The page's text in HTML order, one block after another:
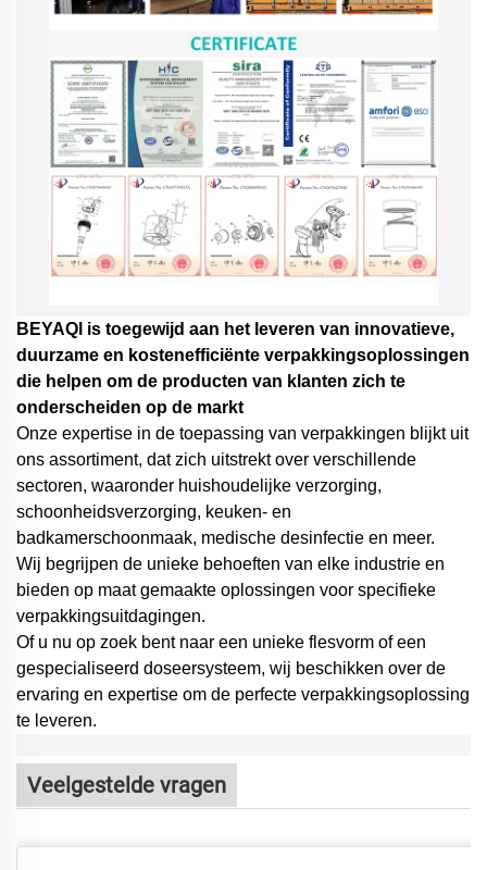
BEYAQl is toegewijd aan het leveren van innovatieve,
duurzame en kostenefficiënte verpakkingsoplossingen
die helpen om de producten van klanten zich te
onderscheiden op de markt
Onze expertise in de toepassing van verpakkingen blijkt uit
ons assortiment, dat zich uitstrekt over verschillende
sectoren, waaronder huishoudelijke verzorging,
schoonheidsverzorging, keuken- en
badkamerschoonmaak, medische desinfectie en meer.
Wij begrijpen de unieke behoeften van elke industrie en
bieden op maat gemaakte oplossingen voor specifieke
verpakkingsuitdagingen.
Of u nu op zoek bent naar een unieke flesvorm of een
gespecialiseerd doseersysteem, wij beschikken over de
ervaring en expertise om de perfecte verpakkingsoplossing
te leveren.
Veelgestelde vragen